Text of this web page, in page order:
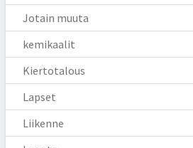
Jotain muuta
kemikaalit
Kiertotalous
Lapset
Liikenne